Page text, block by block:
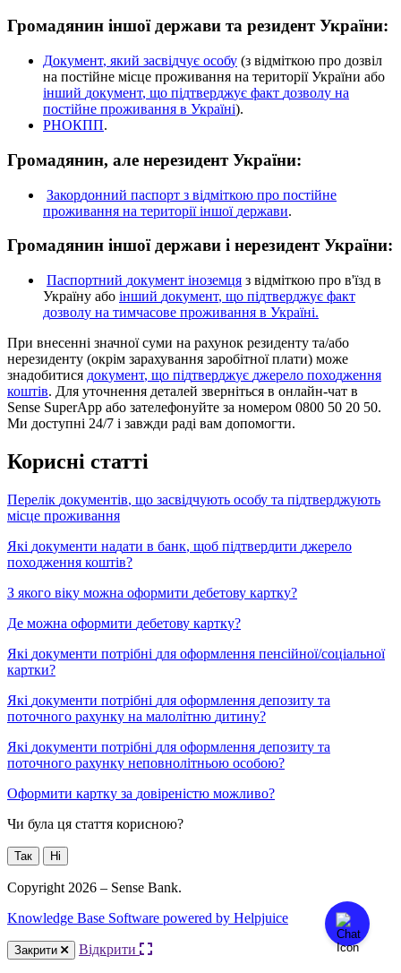
Громадянин іншої держави та резидент України:
Документ, який засвідчує особу (з відміткою про дозвіл
на постійне місце проживання на території України або
інший документ, що підтверджує факт дозволу на
постійне проживання в Україні).
РНОКПП.
Громадянин, але нерезидент України:
Закордонний паспорт з відміткою про постійне
проживання на території іншої держави.
Громадянин іншої держави і нерезидент України:
Паспортний документ іноземця з відміткою про в'їзд в
Україну або інший документ, що підтверджує факт
дозволу на тимчасове проживання в Україні.
При внесенні значної суми на рахунок резиденту та/або
нерезиденту (окрім зарахування заробітної плати) може
знадобитися документ, що підтверджує джерело походження
коштів. Для уточнення деталей зверніться в онлайн-чат в
Sense SuperApp або зателефонуйте за номером 0800 50 20 50.
Ми доступні 24/7 і завжди раді вам допомогти.
Корисні статті
Перелік документів, що засвідчують особу та підтверджують
місце проживання
Які документи надати в банк, щоб підтвердити джерело
походження коштів?
З якого віку можна оформити дебетову картку?
Де можна оформити дебетову картку?
Які документи потрібні для оформлення пенсійної/соціальної
картки?
Які документи потрібні для оформлення депозиту та
поточного рахунку на малолітню дитину?
Які документи потрібні для оформлення депозиту та
поточного рахунку неповнолітньою особою?
Оформити картку за довіреністю можливо?
Чи була ця стаття корисною?
Так Ні
Copyright 2026 – Sense Bank.
Knowledge Base Software powered by Helpjuice
Закрити Відкрити